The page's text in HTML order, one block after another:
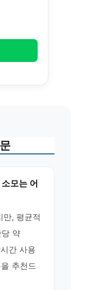
모는 어
만, 평균적
약
간 사용
추천드